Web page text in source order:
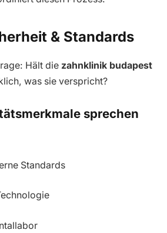
& Standards
Hält die zahnklinik budapest
was sie verspricht?
sprechen
Standards